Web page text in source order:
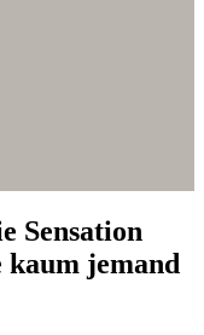
Sensation
jemand